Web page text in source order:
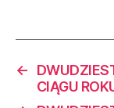
←
CIĄGU